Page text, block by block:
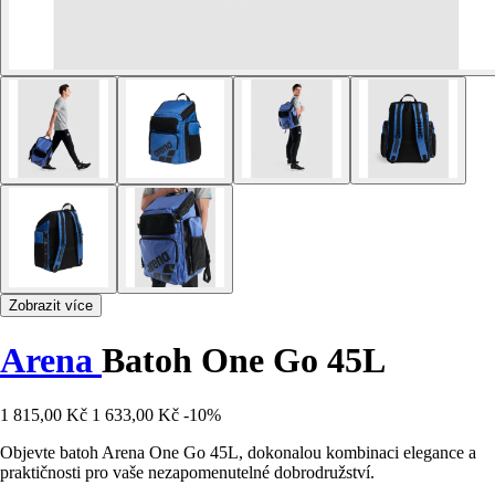
Zobrazit více
Arena Batoh One Go 45L
1 815,00 Kč 1 633,00 Kč -10%
Objevte batoh Arena One Go 45L, dokonalou kombinaci elegance a
praktičnosti pro vaše nezapomenutelné dobrodružství.